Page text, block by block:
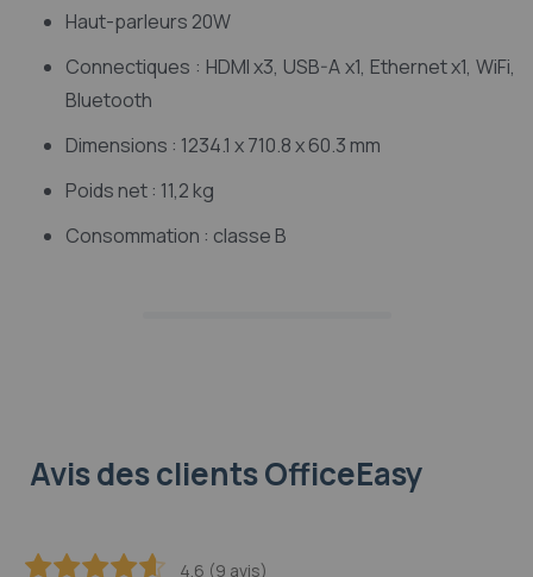
Haut-parleurs 20W
Connectiques : HDMI x3, USB-A x1, Ethernet x1, WiFi,
Bluetooth
Dimensions : 1234.1 x 710.8 x 60.3 mm
Poids net : 11,2 kg
Consommation : classe B
Avis des clients OfficeEasy
4.6 (9 avis)